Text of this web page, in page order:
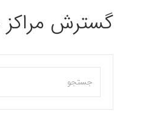
گسترش مراکز